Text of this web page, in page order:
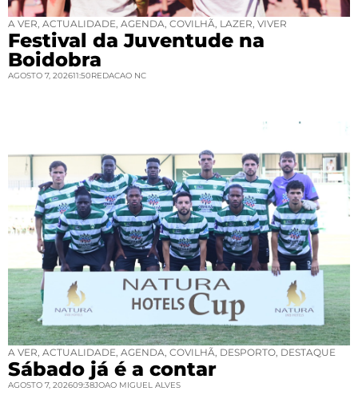
A VER ACTUALIDADE AGENDA COVILHÃ LAZER VIVER
Festival da Juventude na
Boidobra
AGOSTO 7, 202611:50REDACAO NC
A VER ACTUALIDADE AGENDA COVILHÃ DESPORTO DESTAQUE
Sábado já é a contar
AGOSTO 7, 202609:38JOAO MIGUEL ALVES